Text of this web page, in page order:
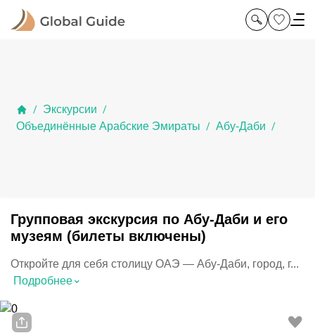
/ Экскурсии /
Объединённые Арабские Эмираты / Абу-Даби /
Групповая экскурсия по Абу-Даби и его
музеям (билеты включены)
Откройте для себя столицу ОАЭ — Абу-Даби, город, г...
Подробнее⌃